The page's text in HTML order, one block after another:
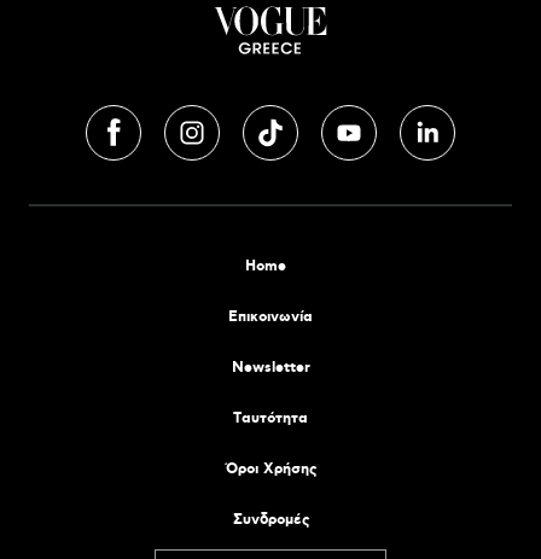
Home
Επικοινωνία
Newsletter
Tαυτότητα
Όροι Χρήσης
Συνδρομές